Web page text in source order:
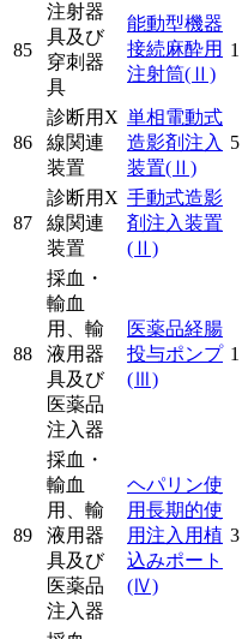
85
注射器
具及び
穿刺器
具
能動型機器
接続麻酔用
注射筒(Ⅱ)
1
86
診断用X
線関連
装置
単相電動式
造影剤注入
装置(Ⅱ)
5
87
診断用X
線関連
装置
手動式造影
剤注入装置
(Ⅱ)
88
採血・
輸血
用、輸
液用器
具及び
医薬品
注入器
医薬品経腸
投与ポンプ
(Ⅲ)
1
89
採血・
輸血
用、輸
液用器
具及び
医薬品
注入器
ヘパリン使
用長期的使
用注入用植
込みポート
(Ⅳ)
3